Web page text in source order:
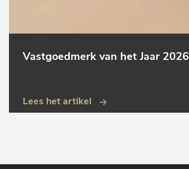
Vastgoedmerk van het Jaar 2026
Lees het artikel